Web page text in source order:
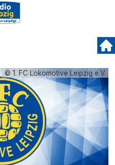
© 1. FC Lokomotive Leipzig e.V.